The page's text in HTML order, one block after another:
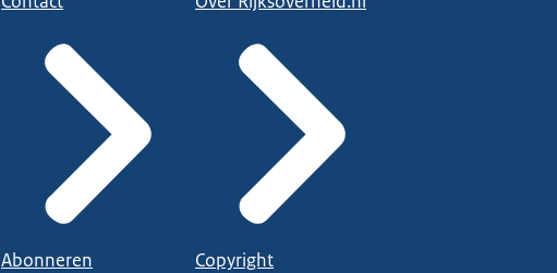
Abonneren Copyright